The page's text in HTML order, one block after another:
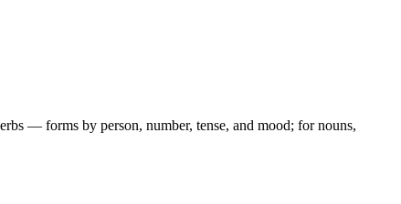
— forms by person, number, tense, and mood; for nouns,